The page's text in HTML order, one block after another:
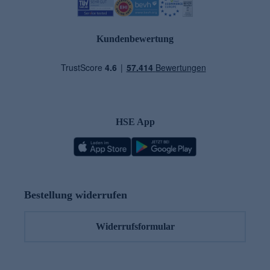
Kundenbewertung
HSE App
Bestellung widerrufen
Widerrufsformular